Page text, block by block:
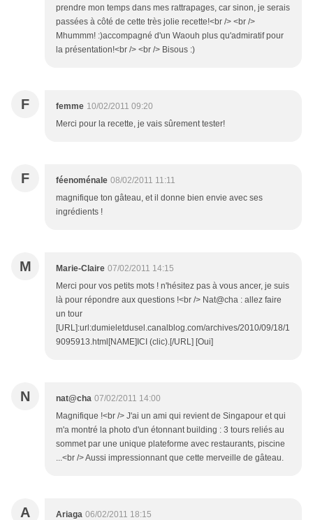
prendre mon temps dans mes rattrapages, car sinon, je serais
passées à côté de cette très jolie recette!<br /> <br />
Mhummm! :)accompagné d'un Waouh plus qu'admiratif pour
la présentation!<br /> <br /> Bisous :)
F femme 10/02/2011 09:20
Merci pour la recette, je vais sûrement tester!
F féenoménale 08/02/2011 11:11
magnifique ton gâteau, et il donne bien envie avec ses
ingrédients !
M Marie-Claire 07/02/2011 14:15
Merci pour vos petits mots ! n'hésitez pas à vous ancer, je suis
là pour répondre aux questions !<br /> Nat@cha : allez faire
un tour
[URL]:url:dumieletdusel.canalblog.com/archives/2010/09/18/1
9095913.html[NAME]ICI (clic).[/URL] [Oui]
N nat@cha 07/02/2011 14:00
Magnifique !<br /> J'ai un ami qui revient de Singapour et qui
m'a montré la photo d'un étonnant building : 3 tours reliés au
sommet par une unique plateforme avec restaurants, piscine
...<br /> Aussi impressionnant que cette merveille de gâteau.
A Ariaga 06/02/2011 18:15